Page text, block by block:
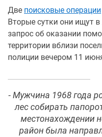
Две поисковые операции
Вторые сутки они ищут
запрос об оказании
территории вблизи
полиции вечером 11
- Мужчина 1968 года
лес собирать
местонахождении
район была